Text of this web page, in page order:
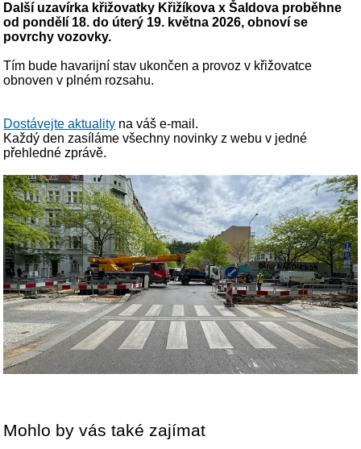
Další uzavírka křižovatky Křižíkova x Šaldova proběhne
od pondělí 18. do úterý 19. května 2026, obnoví se
povrchy vozovky.
Tím bude havarijní stav ukončen a provoz v křižovatce
obnoven v plném rozsahu.
Dostávejte aktuality na váš e-mail.
Každý den zasíláme všechny novinky z webu v jedné
přehledné zprávě.
Mohlo by vás také zajímat